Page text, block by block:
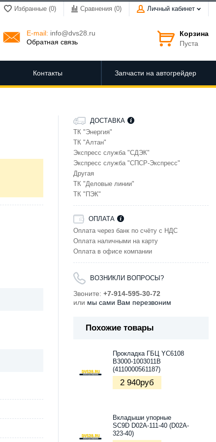
Избранные (0) Сравнения (0) Личный кабинет
E-mail: info@dvs28.ru
Обратная связь
Корзина
Пуста
Контакты Запчасти на автогрейдер
ДОСТАВКА
ТК "Энергия"
ТК "Алтан"
Экспресс служба "СДЭК"
Экспресс служба "СПСР-Экспресс"
Другая
ТК "Деловые линии"
ТК "ПЭК"
ОПЛАТА
Оплата через банк по счёту с НДС
Оплата наличными на карту
Оплата в офисе компании
ВОЗНИКЛИ ВОПРОСЫ?
Звоните: +7-914-595-30-72
или мы сами Вам перезвоним
Похожие товары
Прокладка ГБЦ YC6108
B3000-1003011B
(4110000561187)
2 940руб
Вкладыши упорные
SC9D D02A-111-40 (D02A-
323-40)